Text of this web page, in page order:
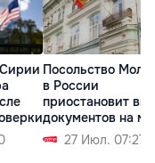
Посольство
в России
приостановит
документов на
27 Июл. 07:27